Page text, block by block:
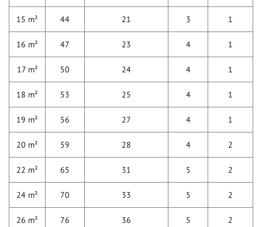
15 m² 44 21 3 1
16 m² 47 23 4 1
17 m² 50 24 4 1
18 m² 53 25 4 1
19 m² 56 27 4 1
20 m² 59 28 4 2
22 m² 65 31 5 2
24 m² 70 33 5 2
26 m² 76 36 5 2